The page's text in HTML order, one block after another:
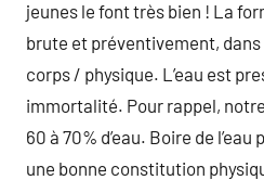
jeunes le font très bien ! La
brute et préventivement,
corps / physique. L’eau est
immortalité. Pour rappel,
60 à 70% d’eau. Boire de
une bonne constitution